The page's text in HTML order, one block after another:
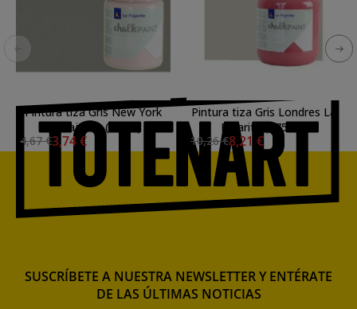
Pintura tiza Gris New York
La Pajarita (75ml.)
4,67 €3,74 €
Pintura tiza Gris Londres La
Pajarita (175ml.)
10,26 €8,21 €
SUSCRÍBETE A NUESTRA NEWSLETTER Y ENTÉRATE
DE LAS ÚLTIMAS NOTICIAS